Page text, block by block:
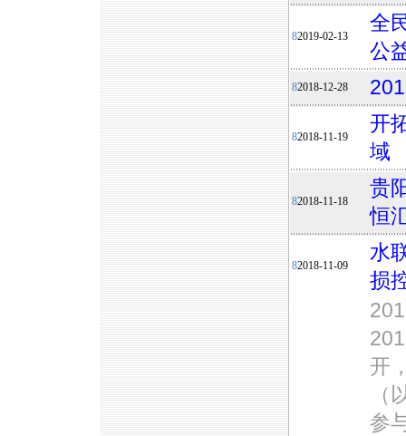
82019-02-13
全
公
82018-12-28
82018-11-19
开
域
82018-11-18
贵
恒
82018-11-09
水
损
开
参